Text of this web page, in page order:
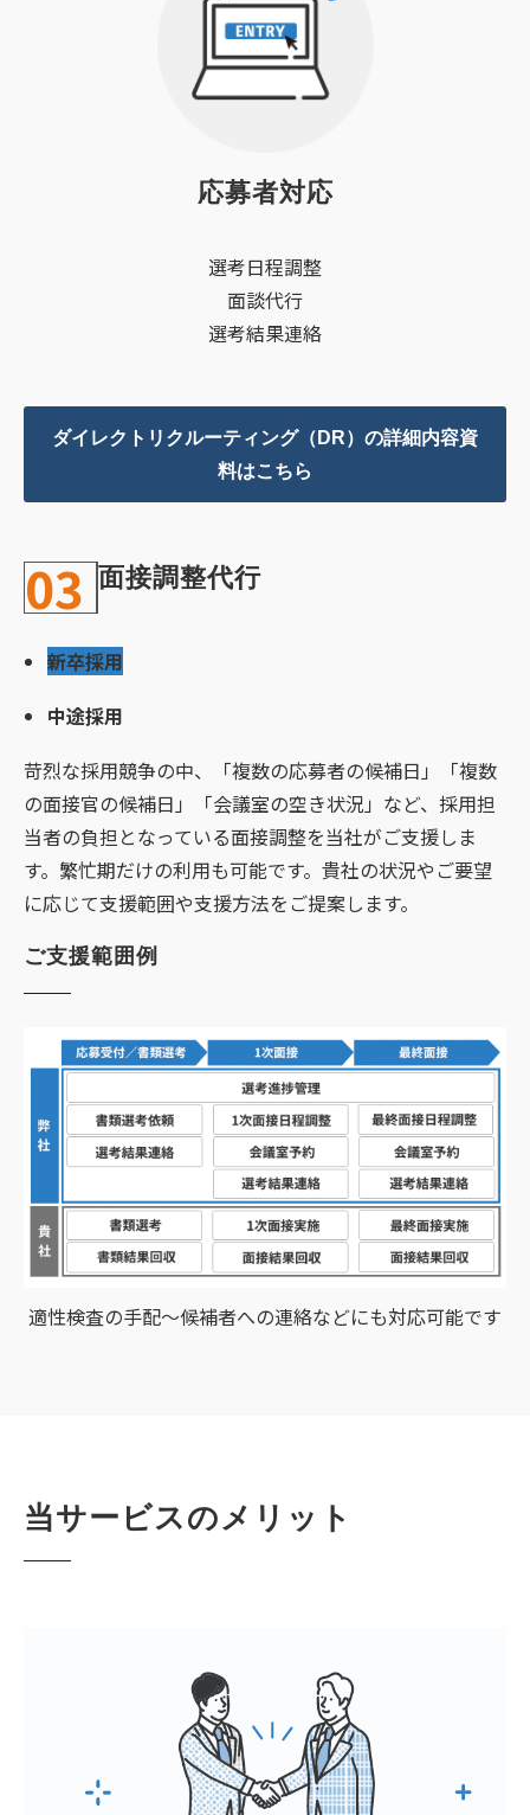
応募者対応
選考日程調整
面談代行
選考結果連絡
ダイレクトリクルーティング（DR）の詳細内容資
料はこちら
03 面接調整代行
新卒採用
中途採用
苛烈な採用競争の中、「複数の応募者の候補日」「複数
の面接官の候補日」「会議室の空き状況」など、採用担
当者の負担となっている面接調整を当社がご支援しま
す。繁忙期だけの利用も可能です。貴社の状況やご要望
に応じて支援範囲や支援方法をご提案します。
ご支援範囲例
適性検査の手配～候補者への連絡などにも対応可能です
当サービスのメリット